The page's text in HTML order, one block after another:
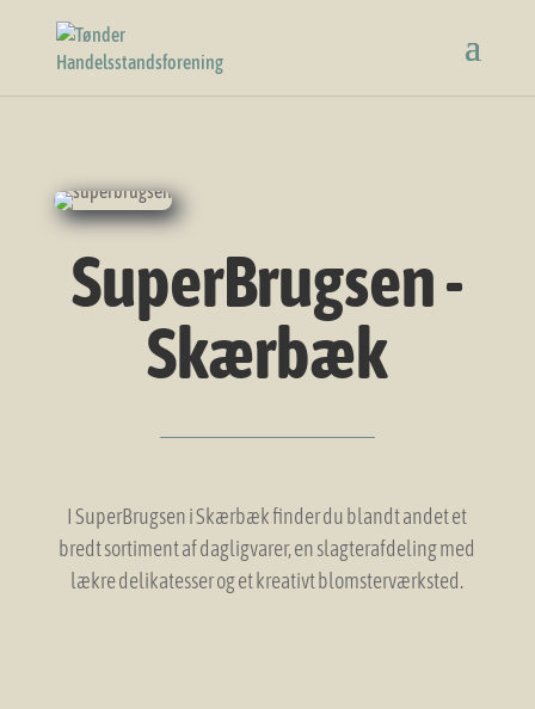
SuperBrugsen -
Skærbæk
I SuperBrugsen i Skærbæk finder du blandt andet et
bredt sortiment af dagligvarer, en slagterafdeling med
lækre delikatesser og et kreativt blomsterværksted.